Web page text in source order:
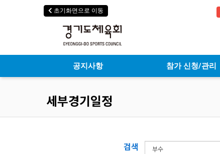
초기화면으로 이동
공지사항 참가 신청/관리
세부경기일정
검색